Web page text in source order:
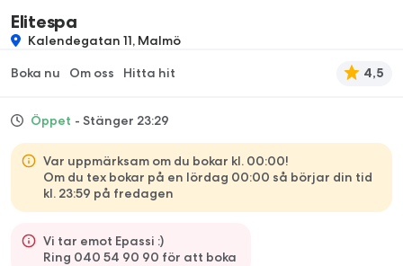
Elitespa
Kalendegatan 11, Malmö
Boka nu
Om oss Hitta hit 4,5
Öppet - Stänger 23:29
Var uppmärksam om du bokar kl. 00:00!
Om du tex bokar på en lördag 00:00 så börjar din tid
kl. 23:59 på fredagen
Vi tar emot Epassi :)
Ring 040 54 90 90 för att boka